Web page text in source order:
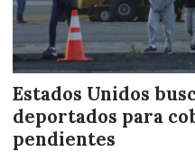
Estados Unidos
deportados para
pendientes